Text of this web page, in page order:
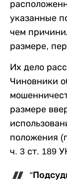
указанные
чем
размере,
Их дело
Чиновники
размере
положения
ч. 3 ст. 189